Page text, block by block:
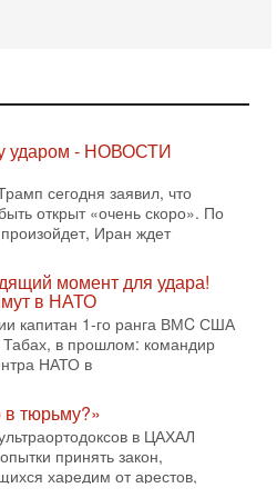
Иран ждет
момент для удара!
в НАТО
капитан 1-го ранга ВМC США
в прошлом: командир
НАТО в
тюрьму?»
в ЦАХАЛ
принять закон,
харедим от арестов,
- не игрушка!
Ирану!
Григорий Тамар, офицер
журналист, военный историк.
Гур-Арье.